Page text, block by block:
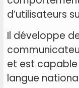
d’utilisateurs
Il développe
et est capable
langue